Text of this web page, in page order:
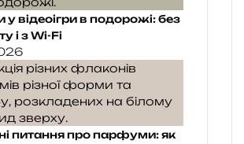
у відеоігри в подорожі: без
і з Wi-Fi
питання про парфуми: як